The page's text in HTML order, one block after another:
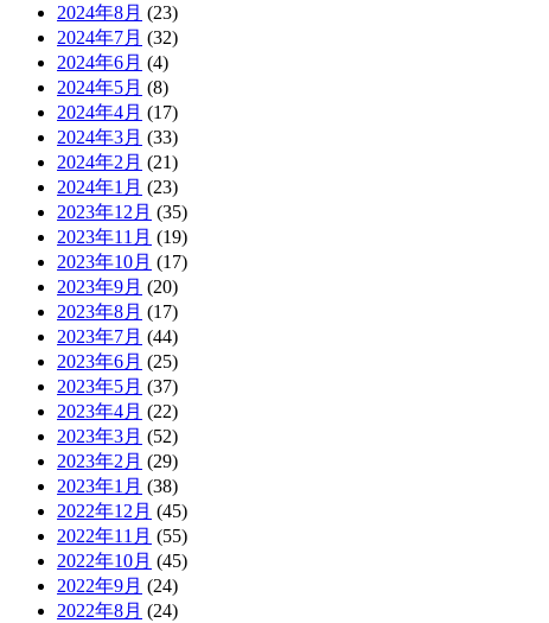
2024年8月 (23)
2024年7月 (32)
2024年6月 (4)
2024年5月 (8)
2024年4月 (17)
2024年3月 (33)
2024年2月 (21)
2024年1月 (23)
2023年12月 (35)
2023年11月 (19)
2023年10月 (17)
2023年9月 (20)
2023年8月 (17)
2023年7月 (44)
2023年6月 (25)
2023年5月 (37)
2023年4月 (22)
2023年3月 (52)
2023年2月 (29)
2023年1月 (38)
2022年12月 (45)
2022年11月 (55)
2022年10月 (45)
2022年9月 (24)
2022年8月 (24)